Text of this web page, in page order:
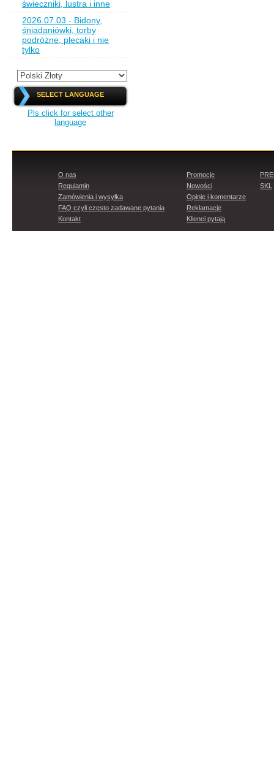
świeczniki, lustra i inne
2026.07.03 - Bidony,
śniadaniówki, torby
podróżne, plecaki i nie
tylko
SELECT LANGUAGE
Pls click for select other
language
O nas
Regulamin
Zamówienia i wysyłka
FAQ czyli często zadawane pytania
Kontakt
Promocje
Nowości
Opinie i komentarze
Reklamacje
Klienci pytają
SKL